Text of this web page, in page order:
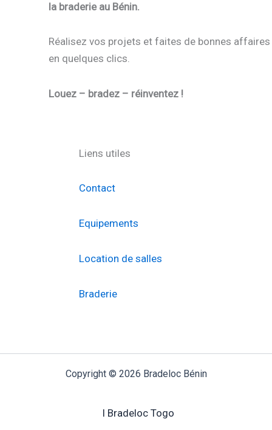
la braderie au Bénin.
Réalisez vos projets et faites de bonnes affaires
en quelques clics.
Louez – bradez – réinventez !
Liens utiles
Contact
Equipements
Location de salles
Braderie
Copyright © 2026 Bradeloc Bénin
I Bradeloc Togo